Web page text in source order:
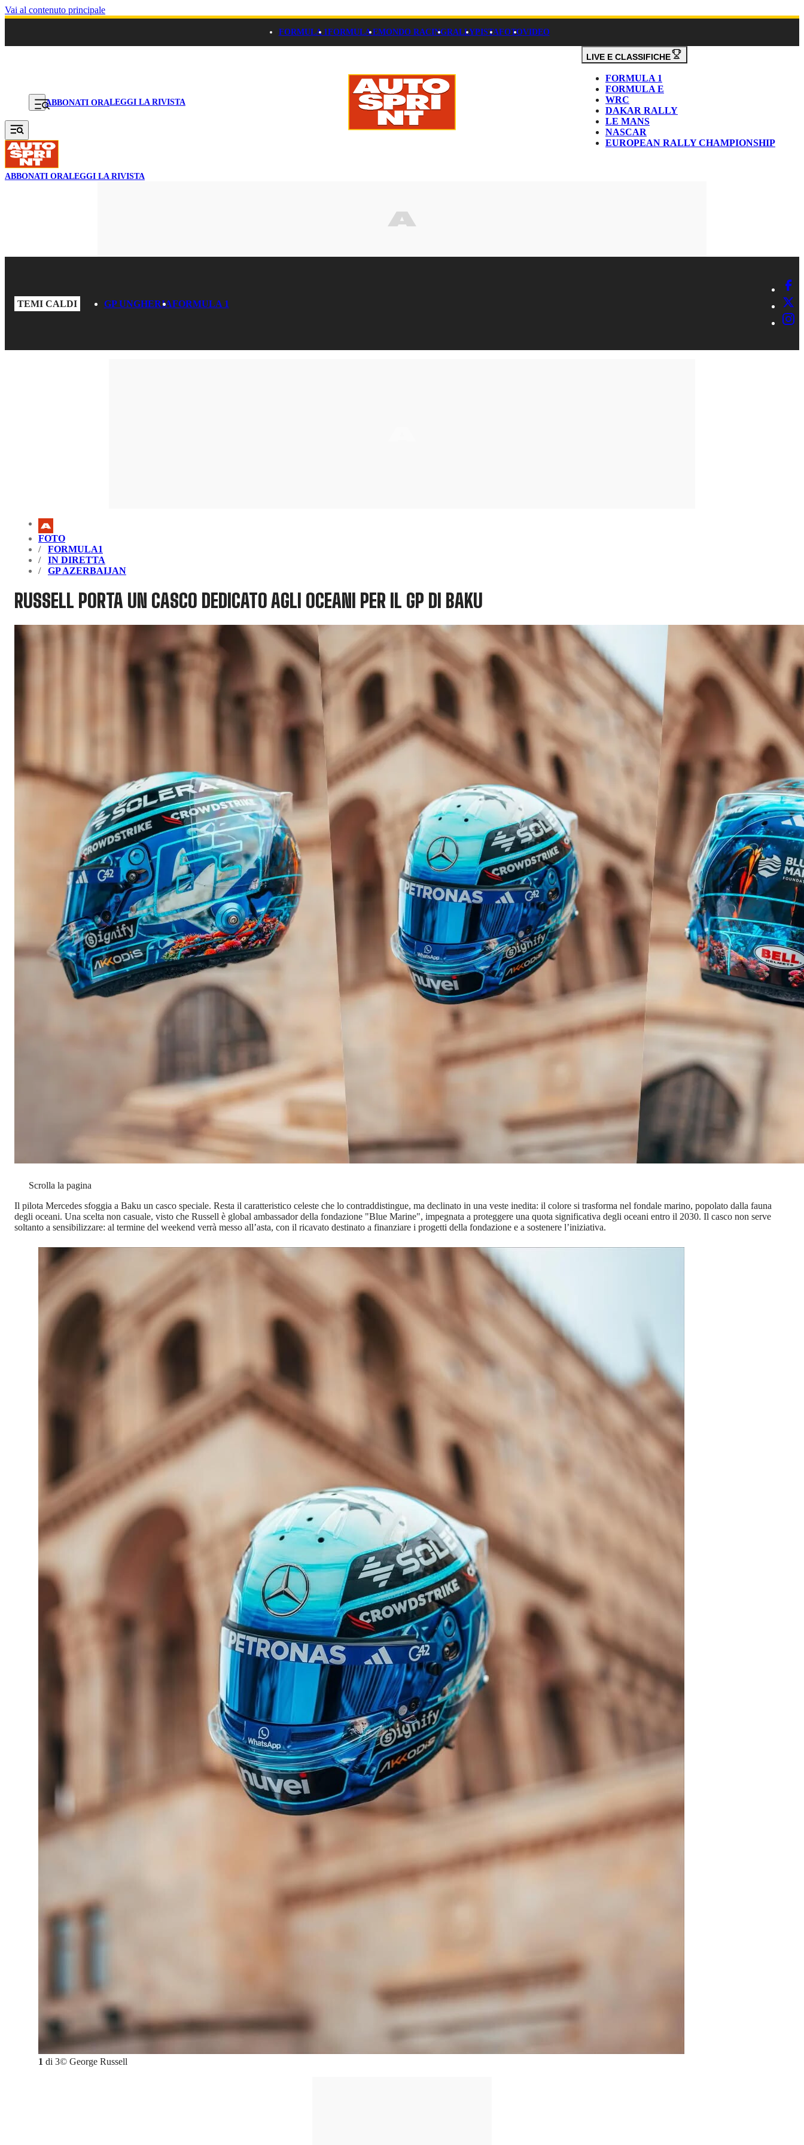
Vai al contenuto principale
FORMULA 1FORMULA EMONDO RACINGRALLYPISTAFOTOVIDEO
ABBONATI ORALEGGI LA RIVISTA
LIVE E CLASSIFICHE
FORMULA 1
FORMULA E
WRC
DAKAR RALLY
LE MANS
NASCAR
EUROPEAN RALLY CHAMPIONSHIP
ABBONATI ORALEGGI LA RIVISTA
TEMI CALDI GP UNGHERIAFORMULA 1
FOTO
FORMULA1
IN DIRETTA
GP AZERBAIJAN
RUSSELL PORTA UN CASCO DEDICATO AGLI OCEANI PER IL GP DI BAKU
Scrolla la pagina
Il pilota Mercedes sfoggia a Baku un casco speciale. Resta il caratteristico celeste che lo contraddistingue, ma declinato in una veste inedita: il colore si trasforma nel fondale marino, popolato dalla fauna
degli oceani. Una scelta non casuale, visto che Russell è global ambassador della fondazione "Blue Marine", impegnata a proteggere una quota significativa degli oceani entro il 2030. Il casco non serve
soltanto a sensibilizzare: al termine del weekend verrà messo all’asta, con il ricavato destinato a finanziare i progetti della fondazione e a sostenere l’iniziativa.
1 di 3© George Russell